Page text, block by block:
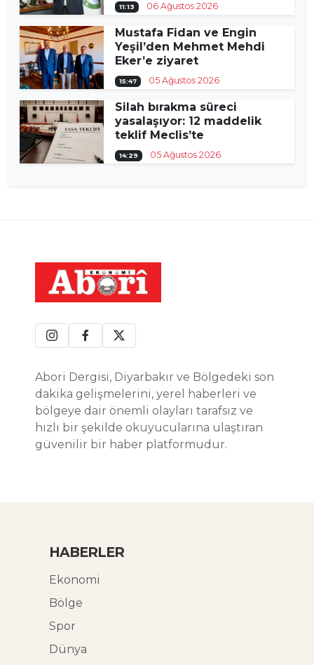
11:13 06 Ağustos 2026
Mustafa Fidan ve Engin
Yeşil’den Mehmet Mehdi
Eker’e ziyaret
15:47 05 Ağustos 2026
Silah bırakma süreci
yasalaşıyor: 12 maddelik
teklif Meclis’te
14:29 05 Ağustos 2026
Abori Dergisi, Diyarbakır ve Bölgedeki son
dakika gelişmelerini, yerel haberleri ve
bölgeye dair önemli olayları tarafsız ve
hızlı bir şekilde okuyucularına ulaştıran
güvenilir bir haber platformudur.
HABERLER
Ekonomi
Bölge
Spor
Dünya